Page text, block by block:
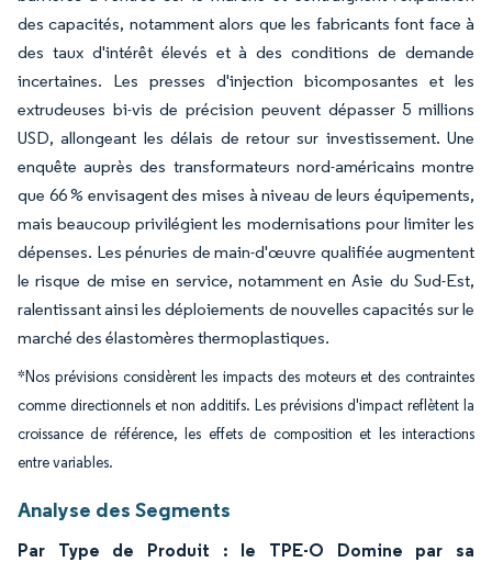
des capacités, notamment alors que les fabricants font face à
des taux d'intérêt élevés et à des conditions de demande
incertaines. Les presses d'injection bicomposantes et les
extrudeuses bi-vis de précision peuvent dépasser 5 millions
USD, allongeant les délais de retour sur investissement. Une
enquête auprès des transformateurs nord-américains montre
que 66 % envisagent des mises à niveau de leurs équipements,
mais beaucoup privilégient les modernisations pour limiter les
dépenses. Les pénuries de main-d'œuvre qualifiée augmentent
le risque de mise en service, notamment en Asie du Sud-Est,
ralentissant ainsi les déploiements de nouvelles capacités sur le
marché des élastomères thermoplastiques.
*Nos prévisions considèrent les impacts des moteurs et des contraintes
comme directionnels et non additifs. Les prévisions d'impact reflètent la
croissance de référence, les effets de composition et les interactions
entre variables.
Analyse des Segments
Par Type de Produit : le TPE-O Domine par sa